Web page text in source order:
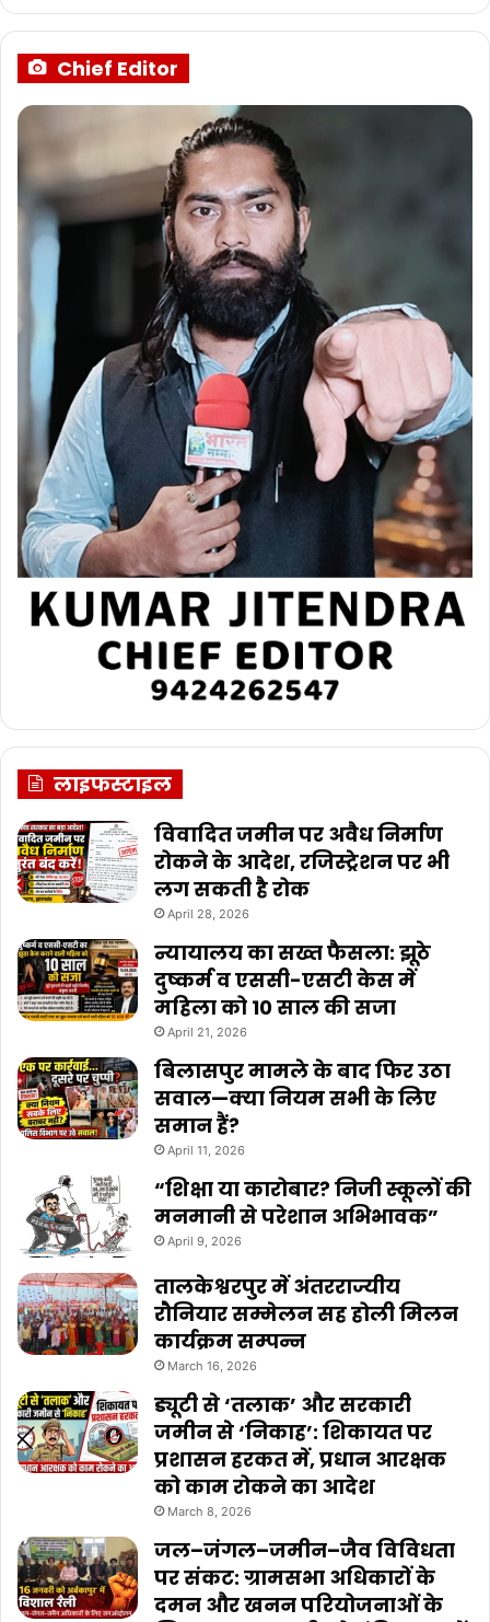
Chief Editor
लाइफस्टाइल
विवादित जमीन पर अवैध निर्माण
रोकने के आदेश, रजिस्ट्रेशन पर भी
लग सकती है रोक
April 28, 2026
न्यायालय का सख्त फैसला: झूठे
दुष्कर्म व एससी-एसटी केस में
महिला को 10 साल की सजा
April 21, 2026
बिलासपुर मामले के बाद फिर उठा
सवाल—क्या नियम सभी के लिए
समान हैं?
April 11, 2026
“शिक्षा या कारोबार? निजी स्कूलों की
मनमानी से परेशान अभिभावक”
April 9, 2026
तालकेश्वरपुर में अंतरराज्यीय
रौनियार सम्मेलन सह होली मिलन
कार्यक्रम सम्पन्न
March 16, 2026
ड्यूटी से ‘तलाक’ और सरकारी
जमीन से ‘निकाह’: शिकायत पर
प्रशासन हरकत में, प्रधान आरक्षक
को काम रोकने का आदेश
March 8, 2026
जल–जंगल–जमीन–जैव विविधता
पर संकट: ग्रामसभा अधिकारों के
दमन और खनन परियोजनाओं के